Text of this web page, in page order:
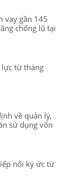
vay gần 145
chống lũ tại
lực từ tháng
về quản lý,
sử dụng vốn
nối ký ức từ